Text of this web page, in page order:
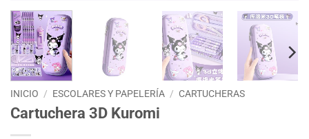
INICIO / ESCOLARES Y PAPELERÍA / CARTUCHERAS
Cartuchera 3D Kuromi